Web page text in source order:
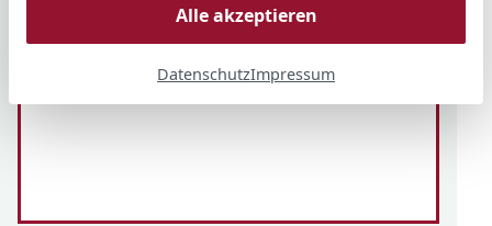
Speiseplan
Aktuelle Speisepläne im Downloadbereich.
Alle akzeptieren
DatenschutzImpressum